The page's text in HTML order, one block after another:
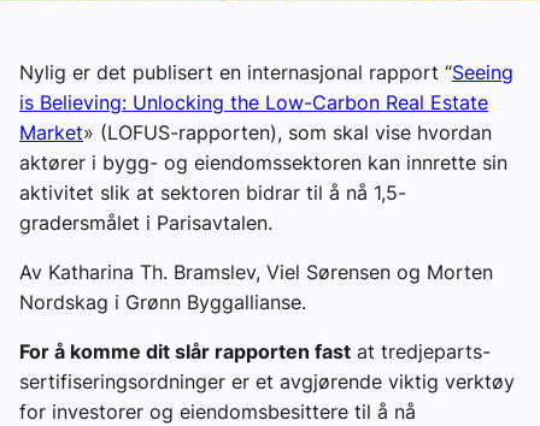
Nyheter
Aktuelle prosjekter
Nylig er det publisert en internasjonal rapport “Seeing
is Believing: Unlocking the Low-Carbon Real Estate
Market» (LOFUS-rapporten), som skal vise hvordan
aktører i bygg- og eiendomssektoren kan innrette sin
aktivitet slik at sektoren bidrar til å nå 1,5-
gradersmålet i Parisavtalen.
Av Katharina Th. Bramslev, Viel Sørensen og Morten
Nordskag i Grønn Byggallianse.
For å komme dit slår rapporten fast at tredjeparts-
sertifiseringsordninger er et avgjørende viktig verktøy
for investorer og eiendomsbesittere til å nå